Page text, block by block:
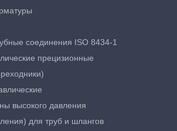
соединения ISO 8434-1
прецизионные
высокого давления
для труб и шлангов